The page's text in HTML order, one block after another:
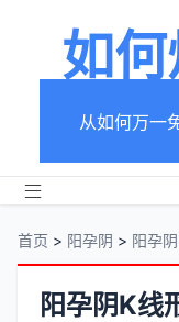
如
从如何万一
首页 > 阳孕阴 > 阳孕
阳孕阴K线